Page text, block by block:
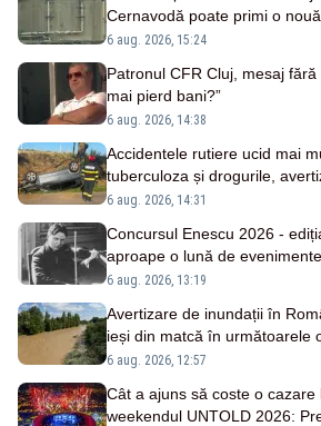
Cernavodă poate primi o
6 aug. 2026, 15:24
Patronul CFR Cluj, mesaj fără
mai pierd bani?”
6 aug. 2026, 14:38
Accidentele rutiere ucid mai
tuberculoza și drogurile,
6 aug. 2026, 14:31
Concursul Enescu 2026 -
aproape o lună de
6 aug. 2026, 13:19
Avertizare de inundații în
ieși din matcă în următoarele
6 aug. 2026, 12:57
Cât a ajuns să coste o cazare
weekendul UNTOLD 2026: